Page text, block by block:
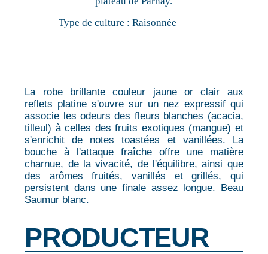
Type de culture : Raisonnée
La robe brillante couleur jaune or clair aux
reflets platine s'ouvre sur un nez expressif qui
associe les odeurs des fleurs blanches (acacia,
tilleul) à celles des fruits exotiques (mangue) et
s'enrichit de notes toastées et vanillées. La
bouche à l'attaque fraîche offre une matière
charnue, de la vivacité, de l'équilibre, ainsi que
des arômes fruités, vanillés et grillés, qui
persistent dans une finale assez longue. Beau
Saumur blanc.
PRODUCTEUR